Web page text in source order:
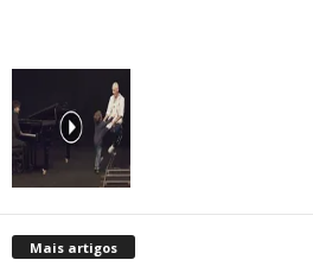
Mais artigos